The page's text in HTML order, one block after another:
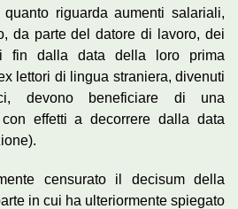
riguarda aumenti salariali,
da parte del datore di lavoro, dei
fin dalla data della loro prima
lettori di lingua straniera, divenuti
devono beneficiare di una
effetti a decorrere dalla data
censurato il decisum della
in cui ha ulteriormente spiegato